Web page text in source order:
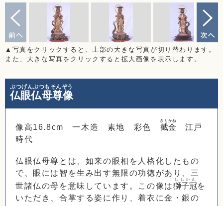
▲写真をクリックすると、上部の大きな写真が切り替わります。
また、大きな写真をクリックすると拡大画像を表示します。
仏眼仏母尊像
ぶつげんぶつもそんぞう
像高16.8cm 一木造 素地 彩色 截金
きりかね
江戸
時代
仏眼仏母尊とは、如来の眼相を人格化したもの
で、眼には智を生み出す無限の功徳があり、三
世諸仏の母を意味しています。この像は獅子冠
ししかん
を
いただき、合掌する姿に作り、着衣に金・銀の